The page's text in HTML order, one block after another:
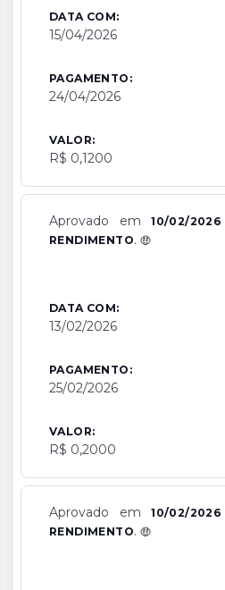
DATA COM:
15/04/2026
PAGAMENTO:
24/04/2026
VALOR:
R$ 0,1200
Aprovado em10/02/2026
RENDIMENTO.
DATA COM:
13/02/2026
PAGAMENTO:
25/02/2026
VALOR:
R$ 0,2000
Aprovado em10/02/2026
RENDIMENTO.